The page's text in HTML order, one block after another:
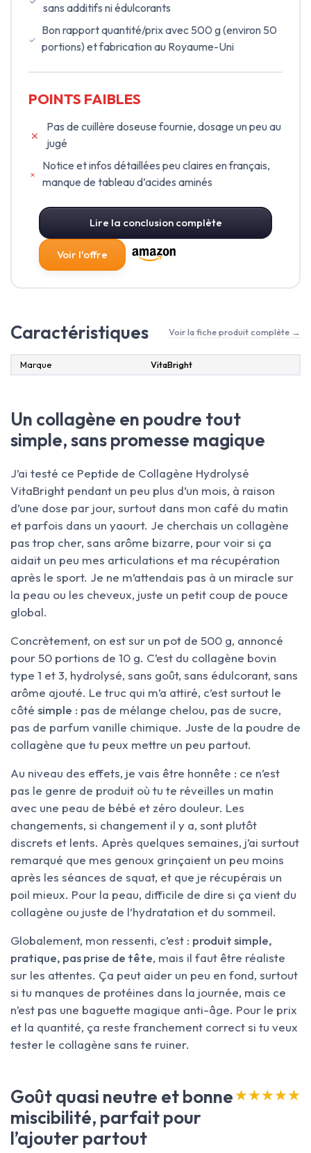
sans additifs ni édulcorants
Bon rapport quantité/prix avec 500 g (environ 50
portions) et fabrication au Royaume-Uni
POINTS FAIBLES
Pas de cuillère doseuse fournie, dosage un peu au
jugé
Notice et infos détaillées peu claires en français,
manque de tableau d’acides aminés
Lire la conclusion complète
Voir l'offre
Caractéristiques Voir la fiche produit complète →
Marque ‎VitaBright
Un collagène en poudre tout
simple, sans promesse magique
J’ai testé ce Peptide de Collagène Hydrolysé
VitaBright pendant un peu plus d’un mois, à raison
d’une dose par jour, surtout dans mon café du matin
et parfois dans un yaourt. Je cherchais un collagène
pas trop cher, sans arôme bizarre, pour voir si ça
aidait un peu mes articulations et ma récupération
après le sport. Je ne m’attendais pas à un miracle sur
la peau ou les cheveux, juste un petit coup de pouce
global.
Concrètement, on est sur un pot de 500 g, annoncé
pour 50 portions de 10 g. C’est du collagène bovin
type 1 et 3, hydrolysé, sans goût, sans édulcorant, sans
arôme ajouté. Le truc qui m’a attiré, c’est surtout le
côté simple : pas de mélange chelou, pas de sucre,
pas de parfum vanille chimique. Juste de la poudre de
collagène que tu peux mettre un peu partout.
Au niveau des effets, je vais être honnête : ce n’est
pas le genre de produit où tu te réveilles un matin
avec une peau de bébé et zéro douleur. Les
changements, si changement il y a, sont plutôt
discrets et lents. Après quelques semaines, j’ai surtout
remarqué que mes genoux grinçaient un peu moins
après les séances de squat, et que je récupérais un
poil mieux. Pour la peau, difficile de dire si ça vient du
collagène ou juste de l’hydratation et du sommeil.
Globalement, mon ressenti, c’est : produit simple,
pratique, pas prise de tête, mais il faut être réaliste
sur les attentes. Ça peut aider un peu en fond, surtout
si tu manques de protéines dans la journée, mais ce
n’est pas une baguette magique anti-âge. Pour le prix
et la quantité, ça reste franchement correct si tu veux
tester le collagène sans te ruiner.
Goût quasi neutre et bonne
miscibilité, parfait pour
l’ajouter partout
★★★★★
★★★★★